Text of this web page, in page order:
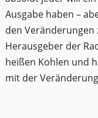
Ausgabe haben –
den Veränderungen
Herausgeber der
heißen Kohlen und
mit der